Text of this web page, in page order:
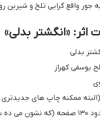
جور واقع گرایی تلخ و
بدلی
یوسفی کهراز
حدود ۱۳۰ صفحه (که نشون